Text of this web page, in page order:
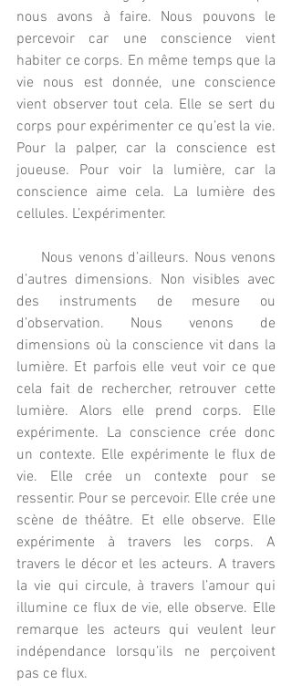
nous avons à faire. Nous pouvons le
percevoir car une conscience vient
habiter ce corps. En même temps que la
vie nous est donnée, une conscience
vient observer tout cela. Elle se sert du
corps pour expérimenter ce qu’est la vie.
Pour la palper, car la conscience est
joueuse. Pour voir la lumière, car la
conscience aime cela. La lumière des
cellules. L’expérimenter.
d’autres dimensions. Non visibles avec
des instruments de mesure ou
d’observation. Nous venons de
dimensions où la conscience vit dans la
lumière. Et parfois elle veut voir ce que
cela fait de rechercher, retrouver cette
lumière. Alors elle prend corps. Elle
expérimente. La conscience crée donc
un contexte. Elle expérimente le flux de
vie. Elle crée un contexte pour se
ressentir. Pour se percevoir. Elle crée une
scène de théâtre. Et elle observe. Elle
expérimente à travers les corps. A
travers le décor et les acteurs. A travers
la vie qui circule, à travers l’amour qui
illumine ce flux de vie, elle observe. Elle
remarque les acteurs qui veulent leur
indépendance lorsqu’ils ne perçoivent
pas ce flux.